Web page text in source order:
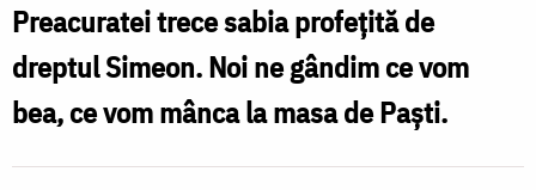
Preacuratei trece sabia profeţită de
dreptul Simeon. Noi ne gândim ce vom
bea, ce vom mânca la masa de Paşti.